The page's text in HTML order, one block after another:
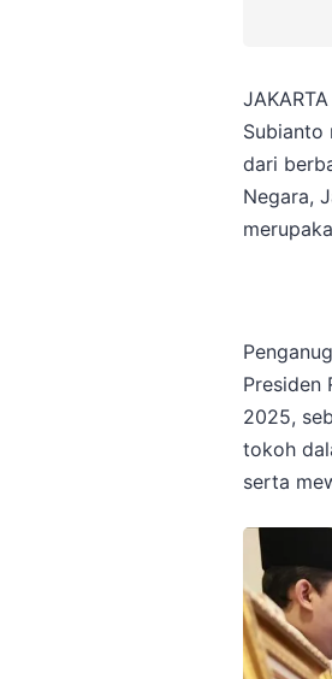
Subianto
dari
Negara,
Presiden
2025,
tokoh
serta